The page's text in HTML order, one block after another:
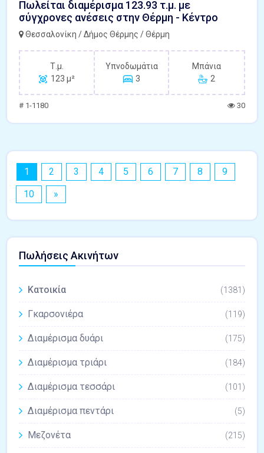
Πωλείται διαμέρισμα 123.93 τ.μ. με
σύγχρονες ανέσεις στην Θέρμη - Κέντρο
Θεσσαλονίκη / Δήμος Θέρμης / Θέρμη
Τ.μ.
123 μ²
Υπνοδωμάτια
3
Μπάνια
2
# 1-1180 30
1 2 3 4 5 6 7 8
9
10
»
Πωλήσεις Ακινήτων
Κατοικία (1381)
Γκαρσονιέρα (119)
Διαμέρισμα δυάρι (175)
Διαμέρισμα τριάρι (184)
Διαμέρισμα τεσσάρι (101)
Διαμέρισμα πεντάρι (5)
Μεζονέτα (215)